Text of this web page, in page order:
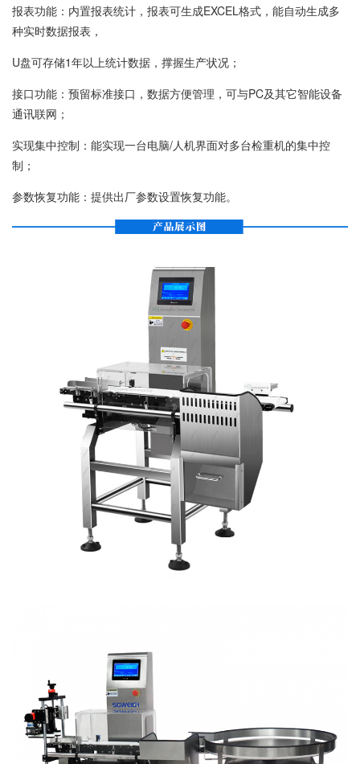
报表功能：内置报表统计，报表可生成EXCEL格式，能自动生成多
种实时数据报表，
U盘可存储1年以上统计数据，撑握生产状况；
接口功能：预留标准接口，数据方便管理，可与PC及其它智能设备
通讯联网；
实现集中控制：能实现一台电脑/人机界面对多台检重机的集中控
制；
参数恢复功能：提供出厂参数设置恢复功能。